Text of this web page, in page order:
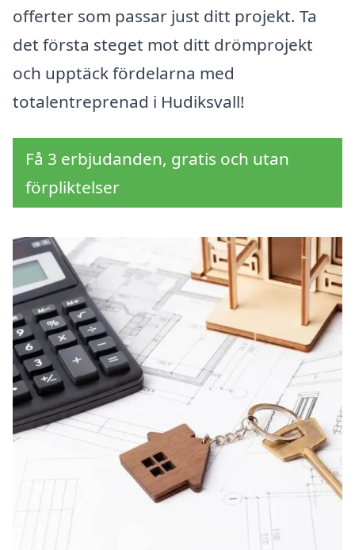
offerter som passar just ditt projekt. Ta
det första steget mot ditt drömprojekt
och upptäck fördelarna med
totalentreprenad i Hudiksvall!
Få 3 erbjudanden, gratis och utan
förpliktelser